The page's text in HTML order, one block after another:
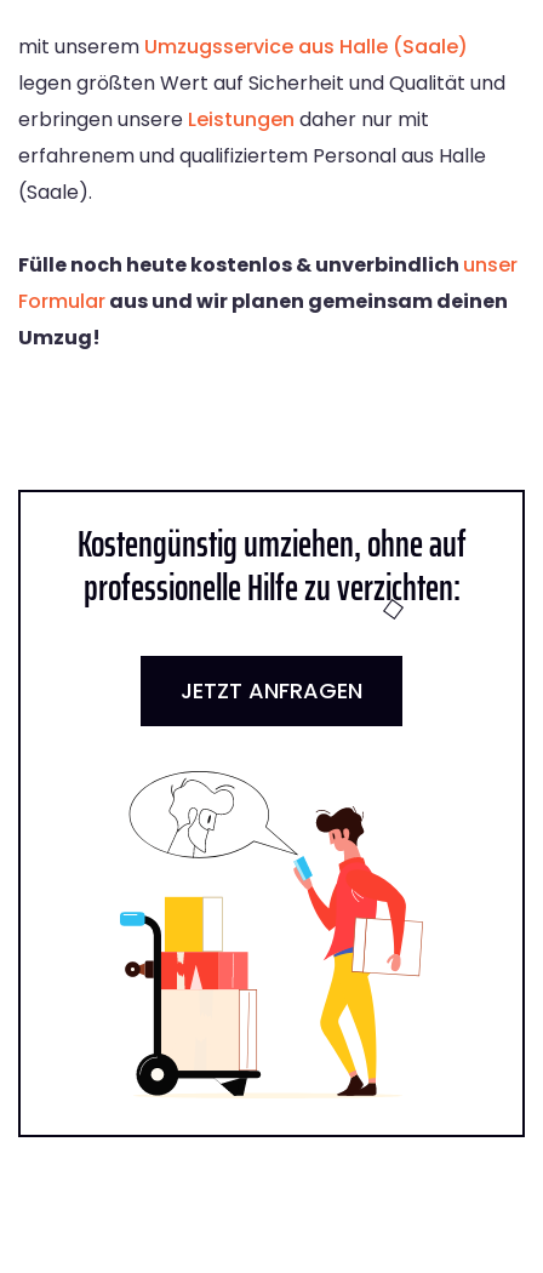
mit unserem Umzugsservice aus Halle (Saale)
legen größten Wert auf Sicherheit und Qualität und
erbringen unsere Leistungen daher nur mit
erfahrenem und qualifiziertem Personal aus Halle
(Saale).
Fülle noch heute kostenlos & unverbindlich unser
Formularaus und wir planen gemeinsam deinen
Umzug!
Kostengünstig umziehen, ohne auf
professionelle Hilfe zu verzichten:
JETZT ANFRAGEN